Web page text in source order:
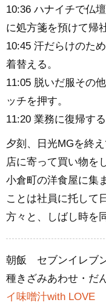
10:36 ハナイチで仏
に処方箋を預けて帰
10:45 汗だらけのた
着替える。
11:05 脱いだ服その
ッチを押す。
11:20 業務に復帰する
夕刻、日光MGを終
店に寄って買い物を
小倉町の洋食屋に集
ことは社員に托して
方々と、しばし時を
朝飯 セブンイレブ
種きざみあわせ・だ
イ味噌汁with LOVE